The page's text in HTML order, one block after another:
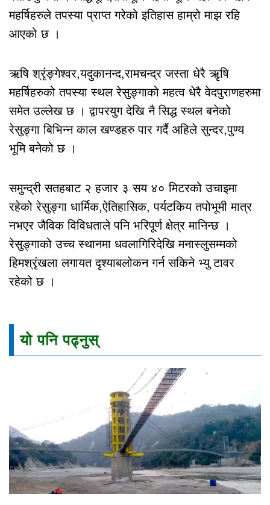
महर्षिहरुले तपस्या प्राप्त गरेको इतिहास हाम्रो माझ रहि
आएको छ ।
ऋषि श्रृंङ्गेश्वर,यदुकानन्द,रामचन्द्र जस्ता धेरै ऋृषि
महर्षिहरुको तपस्या स्थल रेसुङ्गाको महत्व धेरै वेदपुराणहरुमा
समेत उल्लेख छ । द्वापरयुग देखि नै सिद्ध स्थल बनेको
रेसुङ्गा बिभिन्न काल खण्डहरु पार गर्दै अहिले सुन्दर,पुण्य
भूमि बनेको छ ।
समुन्द्री सतहबाट २ हजार ३ सय ४० मिटरको उचाइमा
रहेको रेसुङ्गा धार्मिक,ऐतिहासिक, पर्यटकिय तपोभूमी मात्र
नभएर जैविक विविधताले पनि भरिपूर्ण क्षेत्र मानिन्छ ।
रेसुङ्गाको उच्च स्थानमा धवलागिरिदेखि मनास्लुसम्मको
हिमश्रृंखला लगायत दृश्याबलोकन गर्न सकिने भ्यु टावर
रहेको छ ।
यो पनि पढ्नुस्